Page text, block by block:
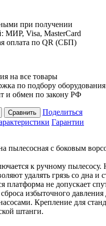
при получении
МИР, Visa, MasterCard
оплата по QR (СБП)
на все товары
по подбору оборудования
и обмен по закону РФ
Сравнить
Поделиться
Гарантии
пылесосная с боковым
к ручному
удалять грязь со дна и
платформа не допускает
избыточного давления
Крепление для
штанги.